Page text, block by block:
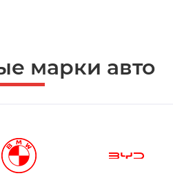
марки авто